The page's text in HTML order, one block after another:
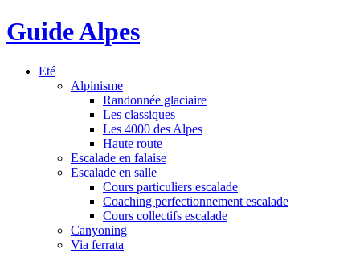
Guide Alpes
Eté
Alpinisme
Randonnée glaciaire
Les classiques
Les 4000 des Alpes
Haute route
Escalade en falaise
Escalade en salle
Cours particuliers escalade
Coaching perfectionnement escalade
Cours collectifs escalade
Canyoning
Via ferrata